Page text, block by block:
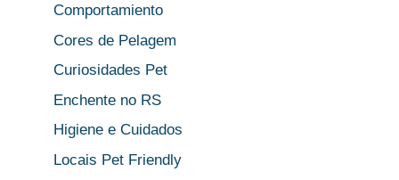
Comportamiento
Cores de Pelagem
Curiosidades Pet
Enchente no RS
Higiene e Cuidados
Locais Pet Friendly